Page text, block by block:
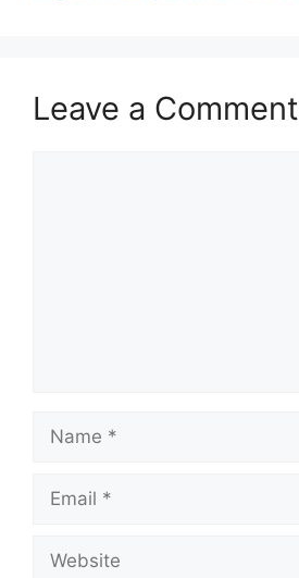
Leave a Comment
Name
Email
Website